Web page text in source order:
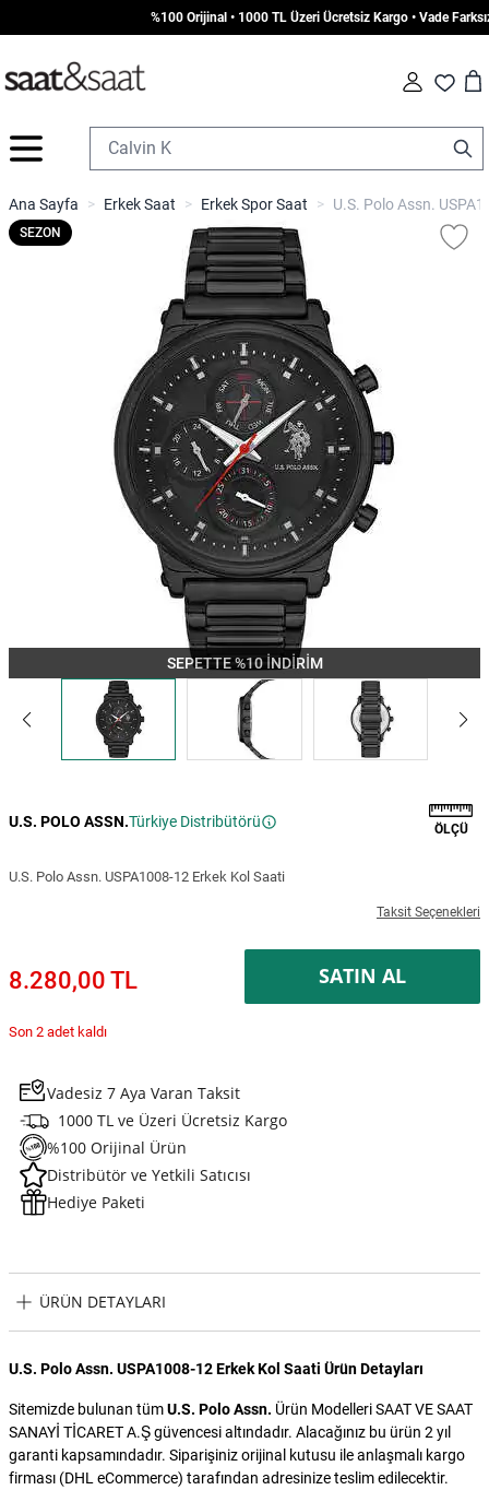
%100 Orijinal • 1000 TL Üzeri Ücretsiz Kargo • Vade Farksız
Fav Cart
İçeriğe geç
Ana Sayfa > Erkek Saat > Erkek Spor Saat > U.S. Polo Assn.
SEPETTE %10 İNDİRİM
SEZON
U.S. POLO ASSN.Türkiye Distribütörü ÖLÇÜ
U.S. Polo Assn. USPA1008-12 Erkek Kol Saati
Taksit Seçenekleri
8.280,00 TL SATIN AL
Son 2 adet kaldı
Vadesiz 7 Aya Varan Taksit
1000 TL ve Üzeri Ücretsiz Kargo
%100 Orijinal Ürün
Distribütör ve Yetkili Satıcısı
Hediye Paketi
ÜRÜN DETAYLARI
U.S. Polo Assn. USPA1008-12 Erkek Kol Saati Ürün Detayları
Sitemizde bulunan tümU.S. Polo Assn. Ürün Modelleri SAAT VE SAAT
SANAYİ TİCARET A.Ş güvencesi altındadır. Alacağınız bu ürün 2 yıl
garanti kapsamındadır. Siparişiniz orijinal kutusu ile anlaşmalı kargo
firması (DHL eCommerce) tarafından adresinize teslim edilecektir.